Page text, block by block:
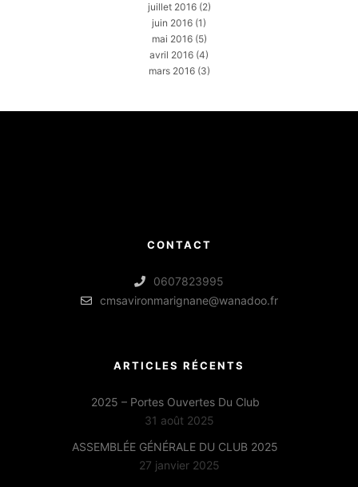
juillet 2016(2)
juin 2016 (1)
mai 2016(5)
avril 2016 (4)
mars 2016(3)
CONTACT
0607823995
cmsavironmarignane@wanadoo.fr
ARTICLES RÉCENTS
2025 – Portes Ouvertes Du Club
31 août 2025
ASSEMBLÉE GÉNÉRALE DU CLUB 2025
27 janvier 2025